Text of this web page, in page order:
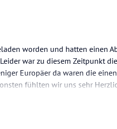
worden und hatten einen
war zu diesem Zeitpunkt
Europäer da waren die
fühlten wir uns sehr